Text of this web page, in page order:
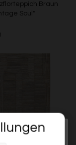
Braun
Soul"
und sichere dir